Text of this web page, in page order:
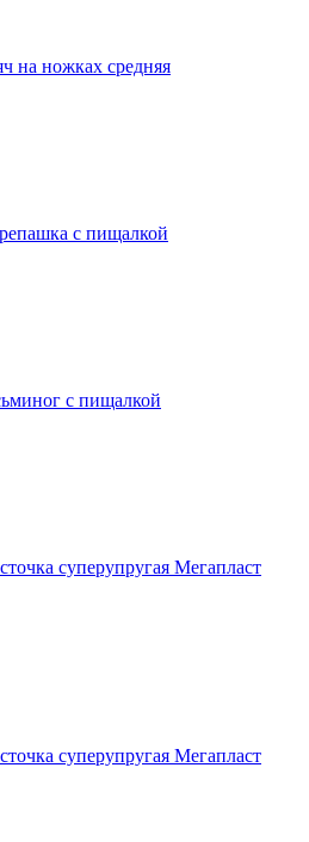
на ножках средняя
с пищалкой
с пищалкой
суперупругая Мегапласт
суперупругая Мегапласт